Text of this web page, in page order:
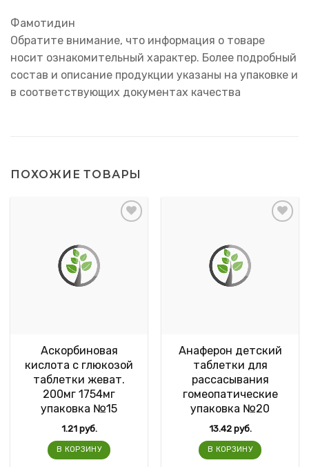
Фамотидин
Обратите внимание, что информация о товаре
носит ознакомительный характер. Более подробный
состав и описание продукции указаны на упаковке и
в соответствующих документах качества
ПОХОЖИЕ ТОВАРЫ
Аскорбиновая
кислота с глюкозой
таблетки жеват.
200мг 1754мг
упаковка №15
1.21руб.
В КОРЗИНУ
Анаферон детский
таблетки для
рассасывания
гомеопатические
упаковка №20
13.42руб.
В КОРЗИНУ